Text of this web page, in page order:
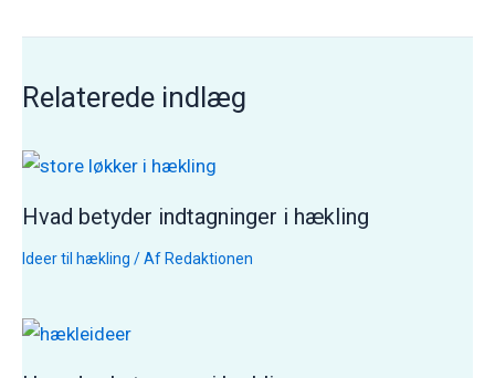
Relaterede indlæg
Hvad betyder indtagninger i hækling
Ideer til hækling / Af Redaktionen